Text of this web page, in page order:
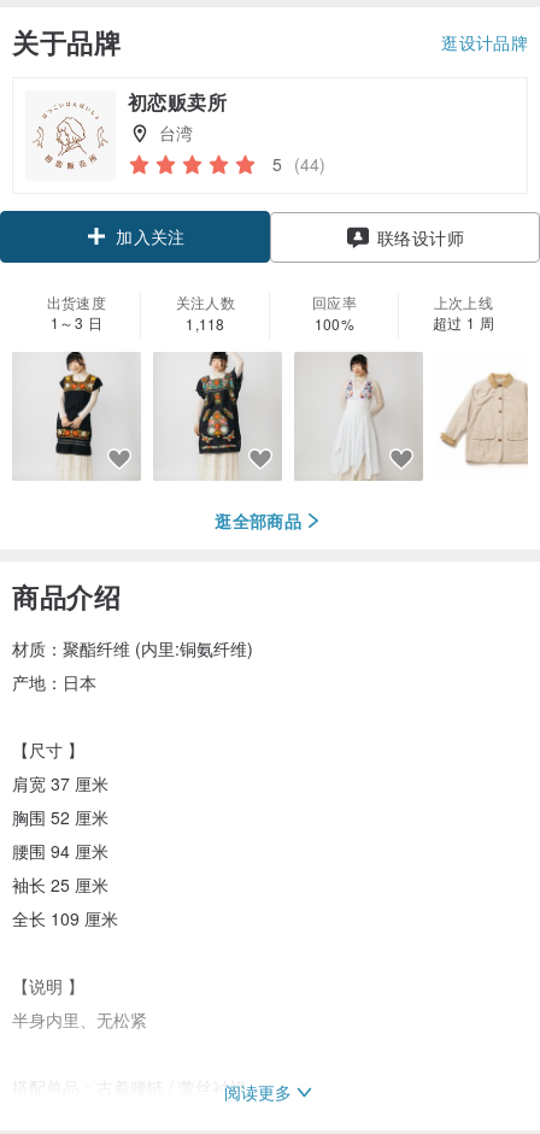
关于品牌 逛设计品牌
初恋贩卖所
台湾
5 (44)
加入关注 联络设计师
出货速度
1～3 日
关注人数
1,118
回应率
100%
上次上线
超过 1 周
逛全部商品
商品介绍
材质：聚酯纤维 (内里:铜氨纤维)
产地：日本
【尺寸 】
肩宽 37 厘米
胸围 52 厘米
腰围 94 厘米
袖长 25 厘米
全长 109 厘米
【说明 】
半身内里、无松紧
搭配单品：古着腰链 / 蕾丝衬裙阅读更多